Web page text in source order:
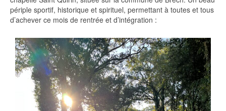
périple sportif, historique et spirituel, permettant à toutes et tous
d’achever ce mois de rentrée et d’intégration :